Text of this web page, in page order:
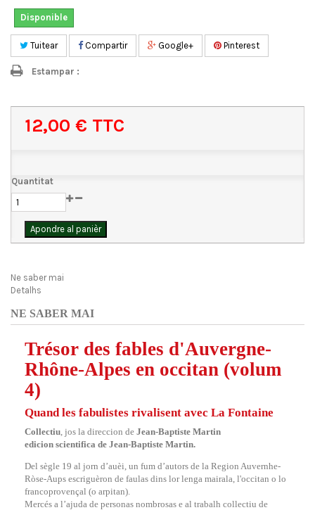
Disponible
Tuitear Compartir Google+ Pinterest
Estampar :
12,00 € TTC
Quantitat
Apondre al panièr
Ne saber mai
Detalhs
NE SABER MAI
Trésor des fables d'Auvergne-
Rhône-Alpes en occitan (volum
4)
Quand les fabulistes rivalisent avec La Fontaine
Collectiu, jos la direccion de Jean-Baptiste Martin
edicion scientifica de Jean-Baptiste Martin.
Del sègle 19 al jorn d’auèi, un fum d’autors de la Region Auvernhe-
Ròse-Aups escriguèron de faulas dins lor lenga mairala, l'occitan o lo
francoprovençal (o arpitan).
Mercés a l’ajuda de personas nombrosas e al trabalh collectiu de